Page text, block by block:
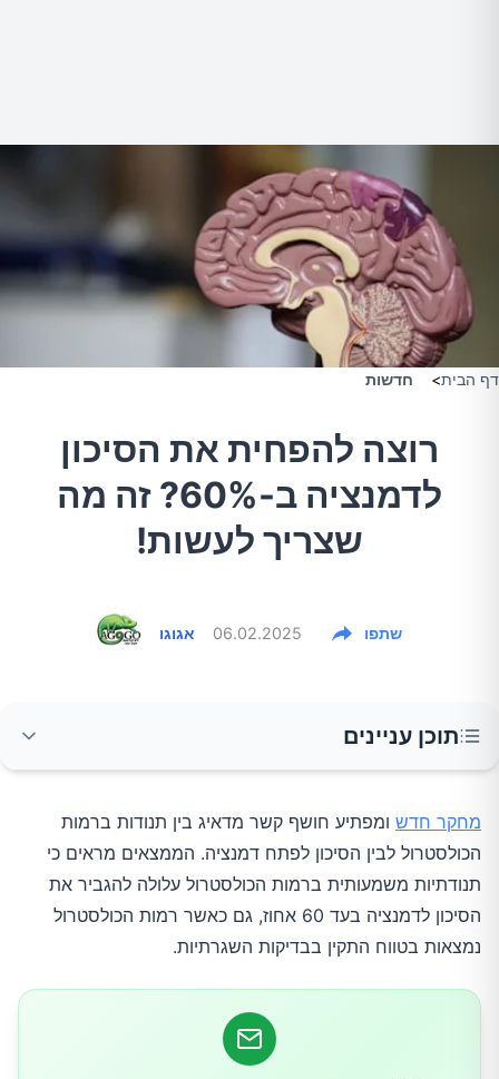
דף הבית> חדשות
רוצה להפחית את הסיכון
לדמנציה ב-60%? זה מה
שצריך לעשות!
אגוגו 06.02.2025 שתפו
תוכן עניינים
מהו הקשר בין כולסטרול לדמנציה?
ממצאי המחקר העיקריים
כיצד ניתן לשמור על יציבות ברמות הכולסטרול?
מחקר חדש ומפתיע חושף קשר מדאיג בין תנודות ברמות
הכולסטרול לבין הסיכון לפתח דמנציה. הממצאים מראים כי
תנודתיות משמעותית ברמות הכולסטרול עלולה להגביר את
הסיכון לדמנציה בעד 60 אחוז, גם כאשר רמות הכולסטרול
נמצאות בטווח התקין בבדיקות השגרתיות.